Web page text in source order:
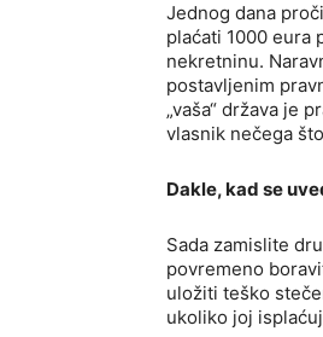
Jednog dana
plaćati 1000 eura
nekretninu.
postavljenim
„vaša“ država je
vlasnik nečega
Dakle, kad se
Sada zamislite
povremeno
uložiti teško
ukoliko joj